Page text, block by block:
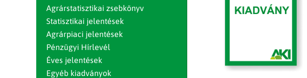
Agrárstatisztikai zsebkönyv
Statisztikai jelentések
Agrárpiaci jelentések
Pénzügyi Hírlevél
Éves jelentések
Egyéb kiadványok